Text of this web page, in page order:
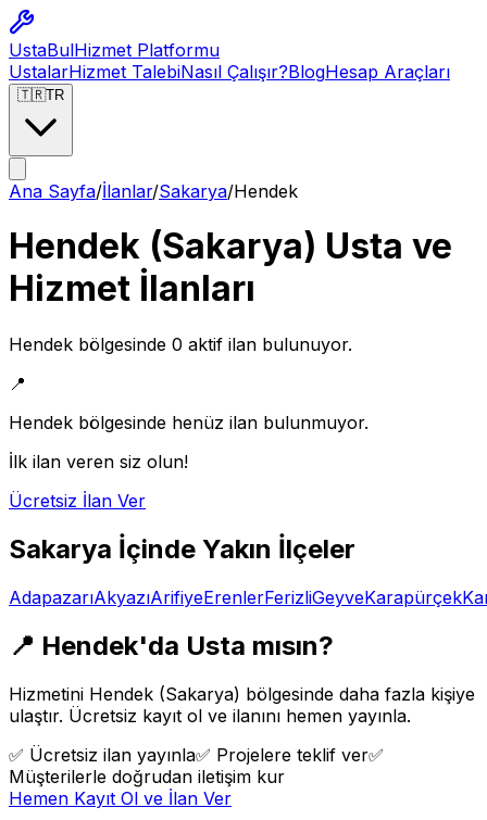
UstaBulHizmet Platformu
UstalarHizmet TalebiNasıl Çalışır?BlogHesap Araçları
🇹🇷TR
Ana Sayfa/İlanlar/Sakarya/Hendek
Hendek (Sakarya) Usta ve
Hizmet İlanları
Hendek bölgesinde 0 aktif ilan bulunuyor.
📍
Hendek bölgesinde henüz ilan bulunmuyor.
İlk ilan veren siz olun!
Ücretsiz İlan Ver
Sakarya İçinde Yakın İlçeler
AdapazarıAkyazıArifiyeErenlerFerizliGeyveKarapürçek
📍 Hendek'da Usta mısın?
Hizmetini Hendek (Sakarya) bölgesinde daha fazla kişiye
ulaştır. Ücretsiz kayıt ol ve ilanını hemen yayınla.
✅ Ücretsiz ilan yayınla✅ Projelere teklif ver✅
Müşterilerle doğrudan iletişim kur
Hemen Kayıt Ol ve İlan Ver